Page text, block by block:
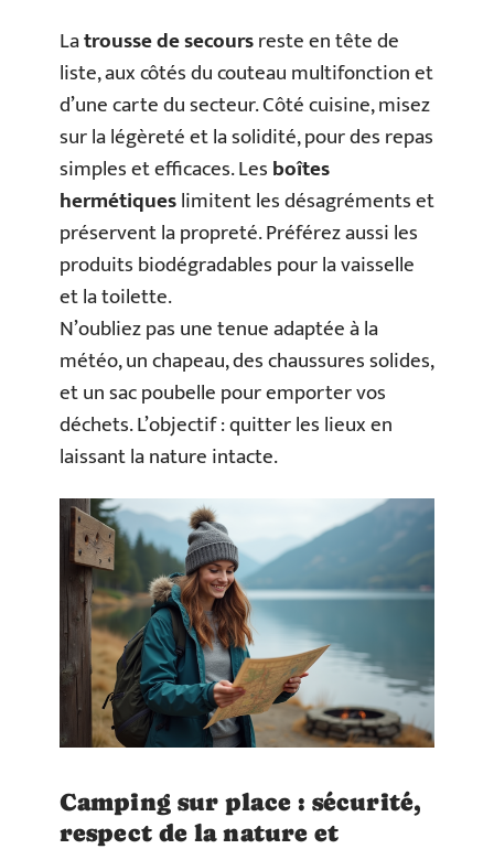
Latrousse de secoursreste en tête de
liste, aux côtés du couteau multifonction et
d’une carte du secteur. Côté cuisine, misez
sur la légèreté et la solidité, pour des repas
simples et efficaces. Lesboîtes
hermétiqueslimitent les désagréments et
préservent la propreté. Préférez aussi les
produits biodégradables pour la vaisselle
et la toilette.
N’oubliez pas une tenue adaptée à la
météo, un chapeau, des chaussures solides,
et un sac poubelle pour emporter vos
déchets. L’objectif : quitter les lieux en
laissant la nature intacte.
Camping sur place : sécurité,
respect de la nature et